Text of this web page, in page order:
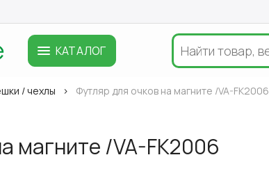
КАТАЛОГ
/ чехлы Футляр для очков на магните /VA-FK2006
магните /VA-FK2006